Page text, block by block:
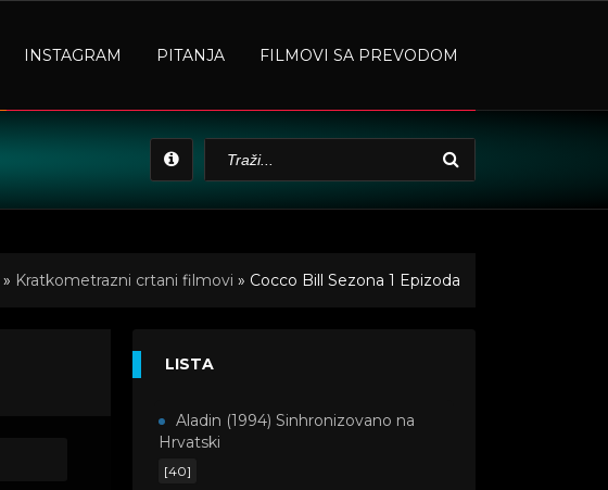
INSTAGRAM PITANJA FILMOVI SA PREVODOM
» Kratkometrazni crtani filmovi » Cocco Bill Sezona 1 Epizoda
LISTA
Aladin (1994) Sinhronizovano na
Hrvatski
[40]